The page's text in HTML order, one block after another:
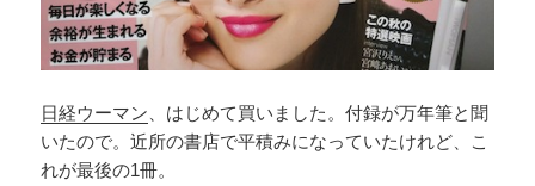
日経ウーマン 、はじめて買いました。付録が万年筆と聞
いたので。近所の書店で平積みになっていたけれど、こ
れが最後の1冊。